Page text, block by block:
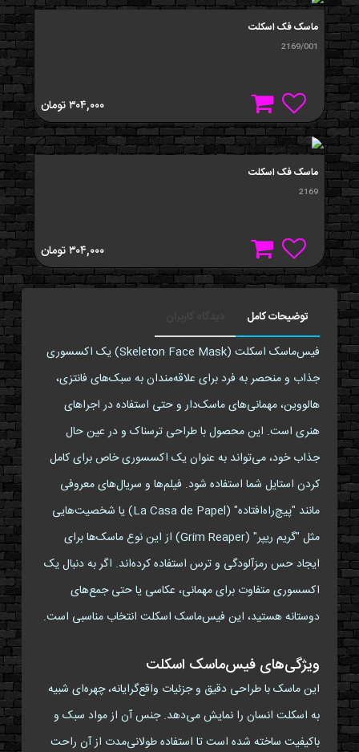
ماسک فک اسکلت
2169/001
۳۰۴,۰۰۰تومان
ماسک فک اسکلت
2169
۳۰۴,۰۰۰تومان
توضیحات کامل
فیس‌ماسک اسکلت (Skeleton Face Mask) یک اکسسوری
جذاب و منحصر به فرد برای علاقه‌مندان به سبک‌های فانتزی،
هالووین، مهمانی‌های ماسک‌دار و حتی استفاده در اجراهای
هنری است. این محصول با طراحی ترسناک و در عین حال
جذاب خود، می‌تواند به عنوان یک اکسسوری خاص برای کامل
کردن استایل شما استفاده شود. فیلم‌ها و سریال‌های معروفی
مانند "پیچ‌راه‌افتاده" (La Casa de Papel) یا شخصیت‌هایی
مثل "گریم ریپر" (Grim Reaper) از این نوع ماسک‌ها برای
ایجاد حس رمزآلودگی و ترس استفاده کرده‌اند. اگر به دنبال یک
اکسسوری متفاوت برای مهمانی، عکاسی یا حتی جمع‌های
دوستانه هستید، این فیس‌ماسک اسکلت انتخاب مناسبی است.
ویژگی‌های فیس‌ماسک اسکلت
این ماسک با طراحی دقیق و جزئیات واقع‌گرایانه، چهره‌ای شبیه
به اسکلت انسان را نمایش می‌دهد. جنس آن از مواد سبک و
باکیفیت ساخته شده است تا استفاده طولانی‌مدت از آن راحت